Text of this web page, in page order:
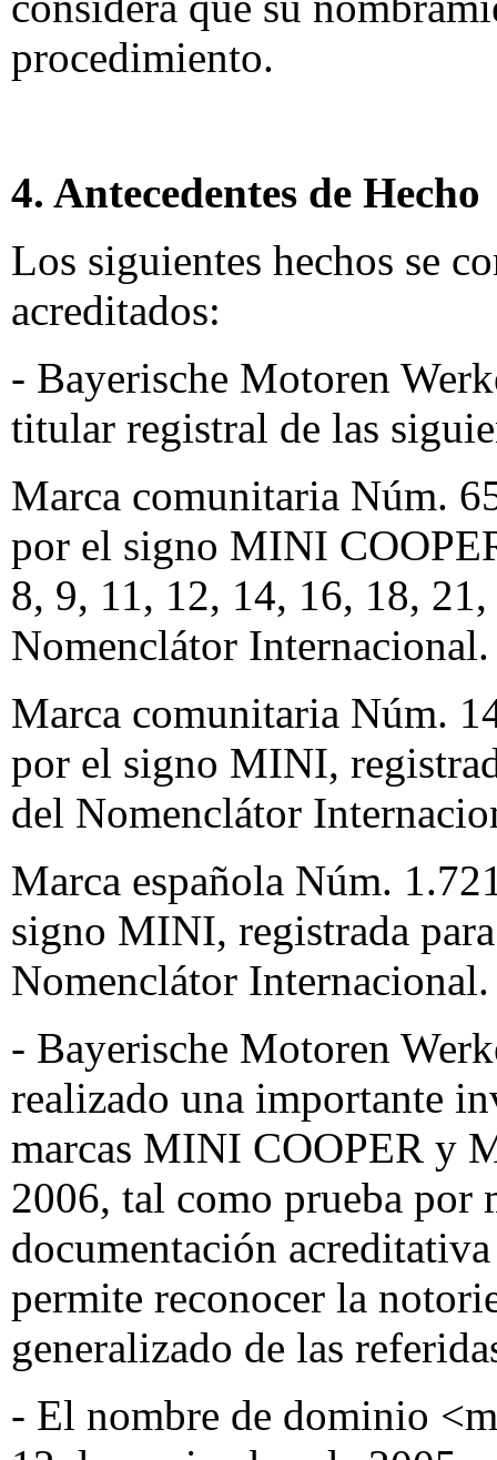
procedimiento.
4. Antecedentes de Hecho
Los siguientes hechos se
acreditados:
- Bayerische Motoren
titular registral de las
Marca comunitaria Núm.
por el signo MINI
8, 9, 11, 12, 14, 16, 18,
Nomenclátor Internacional.
Marca comunitaria Núm.
por el signo MINI,
del Nomenclátor
Marca española Núm.
signo MINI, registrada
Nomenclátor Internacional.
- Bayerische Motoren
realizado una importante
marcas MINI COOPER y
2006, tal como prueba por
documentación
permite reconocer la
generalizado de las
- El nombre de dominio